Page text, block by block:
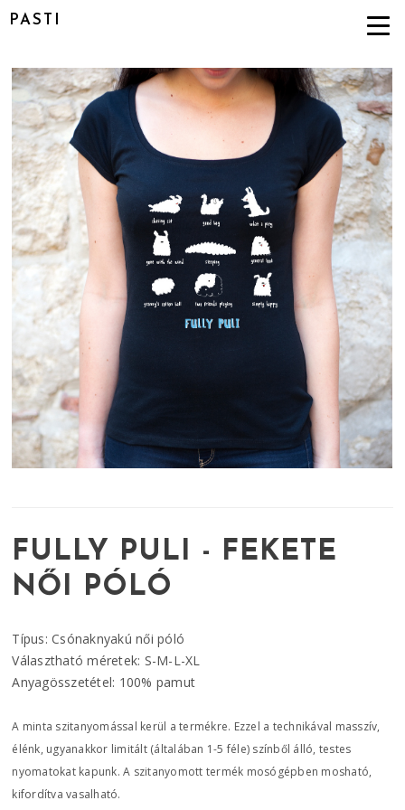
PASTI
FULLY PULI - FEKETE
NŐI PÓLÓ
Típus: Csónaknyakú női póló
Választható méretek: S-M-L-XL
Anyagösszetétel: 100% pamut
A minta szitanyomással kerül a termékre. Ezzel a technikával masszív,
élénk, ugyanakkor limitált (általában 1-5 féle) színből álló, testes
nyomatokat kapunk. A szitanyomott termék mosógépben mosható,
kifordítva vasalható.